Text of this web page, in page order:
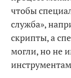
чтобы
служба»,
скрипты, а
могли, но не